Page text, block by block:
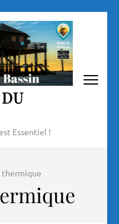
Essentiel !